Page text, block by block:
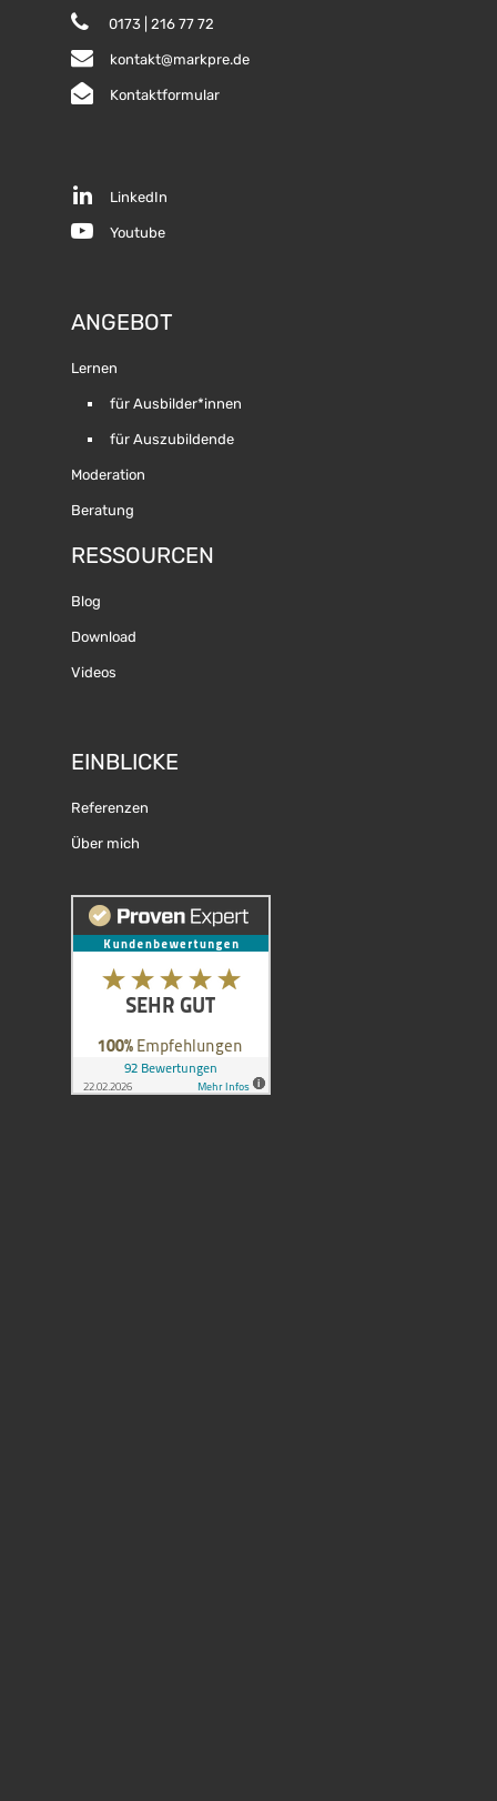
0173 | 216 77 72
kontakt@markpre.de
Kontaktformular
LinkedIn
Youtube
ANGEBOT
Lernen
für Ausbilder*innen
für Auszubildende
Moderation
Beratung
RESSOURCEN
Blog
Download
Videos
EINBLICKE
Referenzen
Über mich